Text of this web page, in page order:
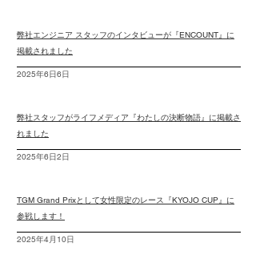
​弊社エンジニア スタッフのインタビューが『ENCOUNT』に
掲載されました
2025年6日6日
​弊社スタッフがライフメディア『わたしの決断物語』に掲載さ
れました
2025年6日2日
TGM Grand Prixとして女性限定のレース『KYOJO CUP』に
参戦します！
2025年4月10日